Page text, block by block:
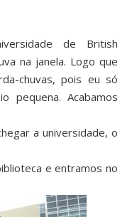
de British
na janela. Logo que
chuvas, pois eu só
pequena. Acabamos
a universidade, o
e entramos no